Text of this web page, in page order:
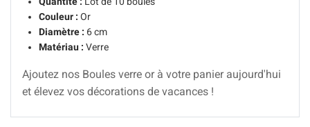
Couleur : Or
Diamètre : 6 cm
Matériau : Verre
Ajoutez nos Boules verre or à votre panier aujourd'hui
et élevez vos décorations de vacances !